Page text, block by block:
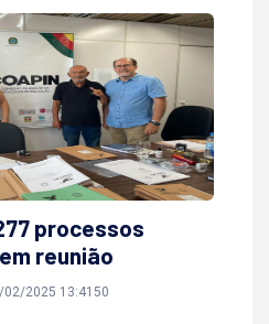
processos
reunião
02/2025 13:4150